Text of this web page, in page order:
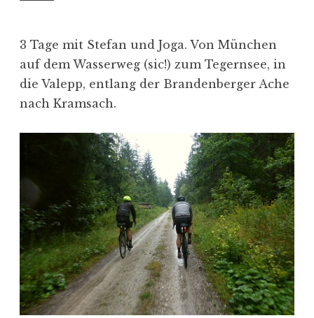
3 Tage mit Stefan und Joga. Von München
auf dem Wasserweg (sic!) zum Tegernsee, in
die Valepp, entlang der Brandenberger Ache
nach Kramsach.